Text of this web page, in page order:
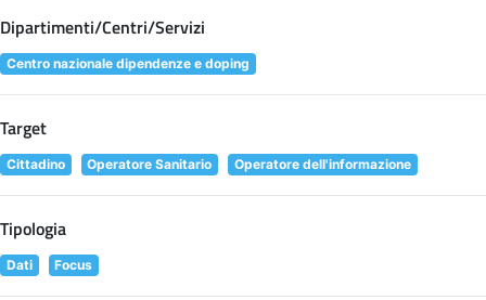
Dipartimenti/Centri/Servizi
Centro nazionale dipendenze e doping
Target
Cittadino Operatore Sanitario Operatore dell'informazione
Tipologia
Dati Focus